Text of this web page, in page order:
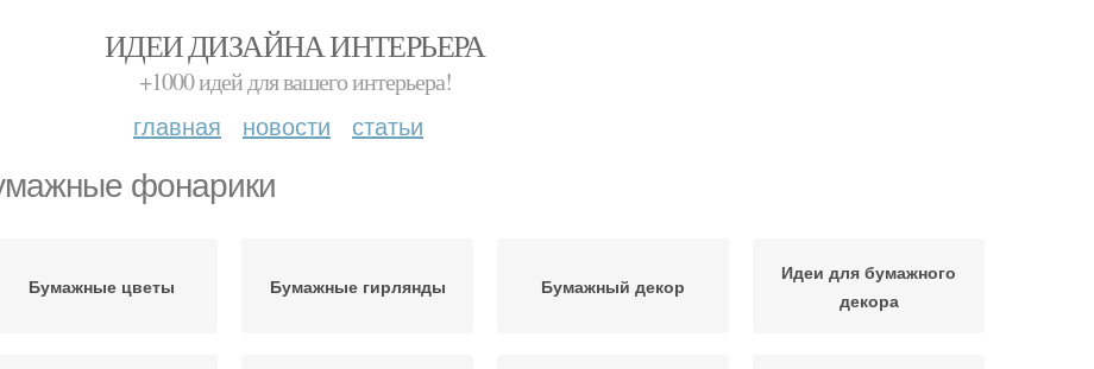
ИДЕИ ДИЗАЙНА ИНТЕРЬЕРА
+1000 идей для вашего интерьера!
главная новости статьи
фонарики
Бумажные цветы Бумажные гирлянды Бумажный декор
Идеи для бумажного
декора